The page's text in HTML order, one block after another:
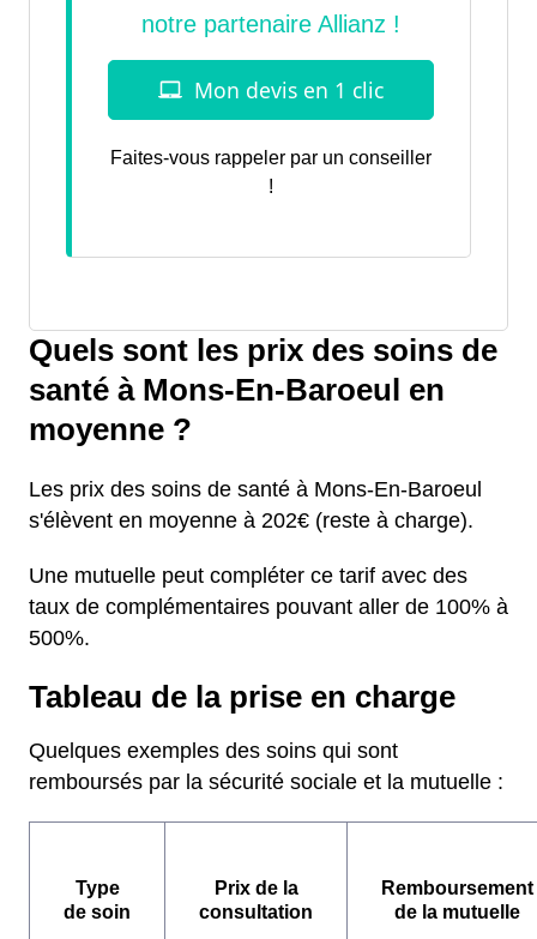
Faites-vous rappeler par un conseiller
!
Quels sont les prix des soins de
santé à Mons-En-Baroeul en
moyenne ?
Les prix des soins de santé à Mons-En-Baroeul
s'élèvent en moyenne à 202€ (reste à charge).
Une mutuelle peut compléter ce tarif avec des
taux de complémentaires pouvant aller de 100% à
500%.
Tableau de la prise en charge
Quelques exemples des soins qui sont
remboursés par la sécurité sociale et la mutuelle :
Type
de soin
Prix de la
consultation
Remboursement
de la mutuelle